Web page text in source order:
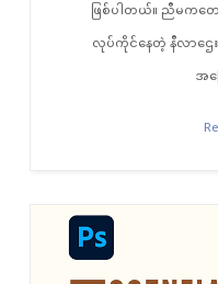
ဖြစ်ပါတယ်။ ညီမကတေ
လုပ်ကိုင်နေတဲ့ နီလာဌေး
အ